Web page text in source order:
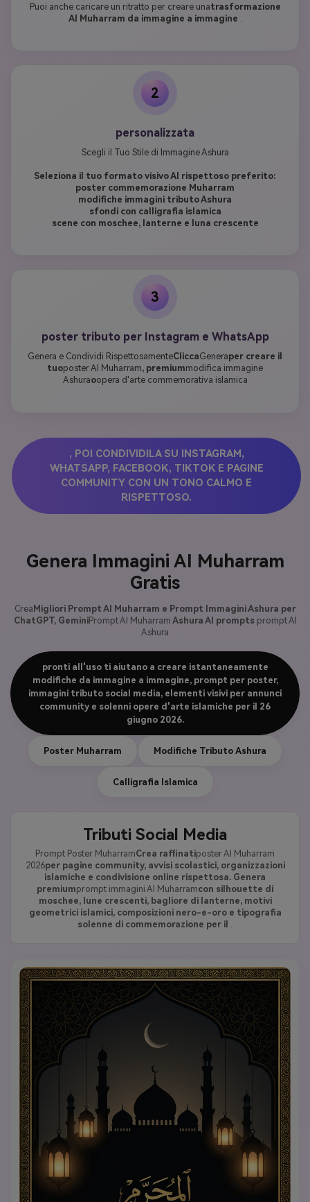
Puoi anche caricare un ritratto per creare unatrasformazione
AI Muharram da immagine a immagine
2
personalizzata
Scegli il Tuo Stile di Immagine Ashura
Seleziona il tuo formato visivo AI rispettoso preferito:
poster commemorazione Muharram
modifiche immagini tributo Ashura
sfondi con calligrafia islamica
scene con moschee, lanterne e luna crescente
3
poster tributo per Instagram e WhatsApp
Genera e Condividi RispettosamenteCliccaGeneraper creare il
tuoposter AI Muharram, premiummodifica immagine
Ashuraoopera d'arte commemorativa islamica
, POI CONDIVIDILA SU INSTAGRAM,
WHATSAPP, FACEBOOK, TIKTOK E PAGINE
COMMUNITY CON UN TONO CALMO E
RISPETTOSO.
Genera Immagini AI Muharram
Gratis
Crea Migliori Prompt AI Muharram e Prompt Immagini Ashura per
ChatGPT, GeminiPrompt AI Muharram Ashura AI prompts prompt AI
Ashura
pronti all'uso ti aiutano a creare istantaneamente
modifiche da immagine a immagine, prompt per poster,
immagini tributo social media, elementi visivi per annunci
community e solenni opere d'arte islamiche per il 26
giugno 2026.
Poster Muharram Modifiche Tributo Ashura
Calligrafia Islamica
Tributi Social Media
Prompt Poster MuharramCrea raffinatiposter AI Muharram
2026per pagine community, avvisi scolastici, organizzazioni
islamiche e condivisione online rispettosa. Genera
premiumprompt immagini AI Muharramcon silhouette di
moschee, lune crescenti, bagliore di lanterne, motivi
geometrici islamici, composizioni nero-e-oro e tipografia
solenne di commemorazione per il .